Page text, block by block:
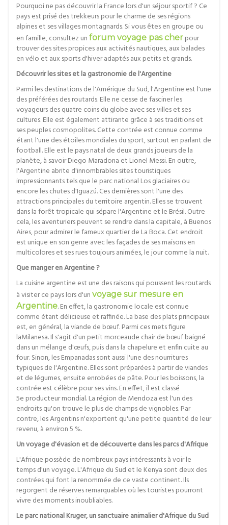
Pourquoi ne pas découvrir la France lors d'un séjour sportif ? Ce
pays est prisé des trekkeurs pour le charme de ses régions
alpines et ses villages montagnards. Si vous êtes en groupe ou
en famille, consultez un forum voyage pas cher pour
trouver des sites propices aux activités nautiques, aux balades
en vélo et aux sports d'hiver adaptés aux petits et grands.
Découvrir les sites et la gastronomie de l'Argentine
Parmi les destinations de l'Amérique du Sud, l'Argentine est l'une
des préférées des routards. Elle ne cesse de fasciner les
voyageurs des quatre coins du globe avec ses villes et ses
cultures. Elle est également attirante grâce à ses traditions et
ses peuples cosmopolites. Cette contrée est connue comme
étant l'une des étoiles mondiales du sport, surtout en parlant de
football. Elle est le pays natal de deux grands joueurs de la
planète, à savoir Diego Maradona et Lionel Messi. En outre,
l'Argentine abrite d'innombrables sites touristiques
impressionnants tels que le parc national Los glaciaires ou
encore les chutes d'Iguazú. Ces dernières sont l'une des
attractions principales du territoire argentin. Elles se trouvent
dans la forêt tropicale qui sépare l'Argentine et le Brésil. Outre
cela, les aventuriers peuvent se rendre dans la capitale, à Buenos
Aires, pour admirer le fameux quartier de La Boca. Cet endroit
est unique en son genre avec les façades de ses maisons en
multicolores et ses rues toujours animées, le jour comme la nuit.
Que manger en Argentine ?
La cuisine argentine est une des raisons qui poussent les routards
à visiter ce pays lors d'un voyage sur mesure en
Argentine. En effet, la gastronomie locale est connue
comme étant délicieuse et raffinée. La base des plats principaux
est, en général, la viande de bœuf. Parmi ces mets figure
laMilanesa. Il s'agit d'un petit morceaude chair de bœuf baigné
dans un mélange d'œufs, puis dans la chapelure et enfin cuite au
four. Sinon, les Empanadas sont aussi l'une des nourritures
typiques de l'Argentine. Elles sont préparées à partir de viandes
et de légumes, ensuite enrobées de pâte. Pour les boissons, la
contrée est célèbre pour ses vins. En effet, il est classé
5e producteur mondial. La région de Mendoza est l'un des
endroits qu'on trouve le plus de champs de vignobles. Par
contre, les Argentins n'exportent qu'une petite quantité de leur
revenu, à environ 5 %.
Un voyage d'évasion et de découverte dans les parcs d'Afrique
L'Afrique possède de nombreux pays intéressants à voir le
temps d'un voyage. L'Afrique du Sud et le Kenya sont deux des
contrées qui font la renommée de ce vaste continent. Ils
regorgent de réserves remarquables où les touristes pourront
vivre des moments inoubliables.
Le parc national Kruger, un sanctuaire animalier d'Afrique du Sud